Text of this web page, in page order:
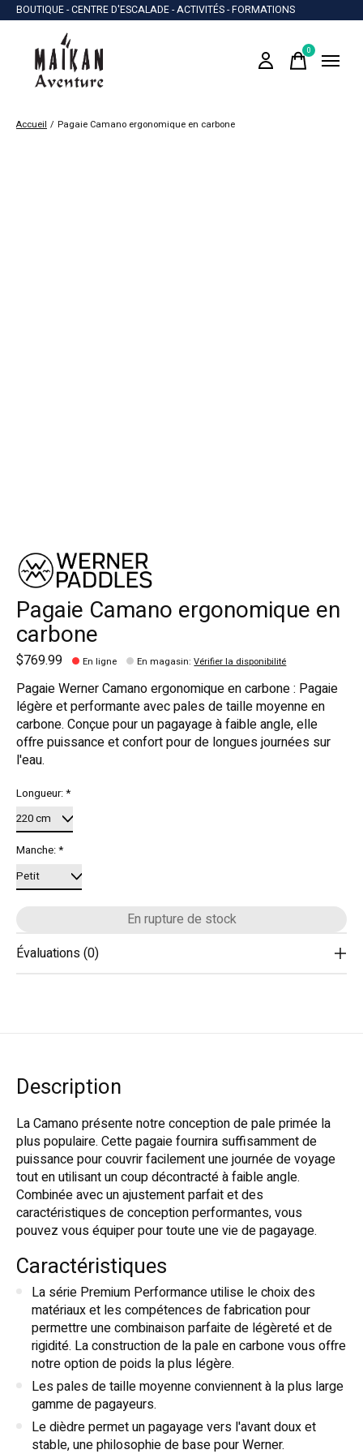
BOUTIQUE - CENTRE D'ESCALADE - ACTIVITÉS - FORMATIONS
0items
Accueil / Pagaie Camano ergonomique en carbone
Pagaie Camano ergonomique en
carbone
$769.99 En ligne En magasin:Vérifier la disponibilité
Pagaie Werner Camano ergonomique en carbone : Pagaie
légère et performante avec pales de taille moyenne en
carbone. Conçue pour un pagayage à faible angle, elle
offre puissance et confort pour de longues journées sur
l'eau.
Longueur:*
Manche:*
En rupture de stock
Évaluations (0)
Description
La Camano présente notre conception de pale primée la
plus populaire. Cette pagaie fournira suffisamment de
puissance pour couvrir facilement une journée de voyage
tout en utilisant un coup décontracté à faible angle.
Combinée avec un ajustement parfait et des
caractéristiques de conception performantes, vous
pouvez vous équiper pour toute une vie de pagayage.
Caractéristiques
La série Premium Performance utilise le choix des
matériaux et les compétences de fabrication pour
permettre une combinaison parfaite de légèreté et de
rigidité. La construction de la pale en carbone vous offre
notre option de poids la plus légère.
Les pales de taille moyenne conviennent à la plus large
gamme de pagayeurs.
Le dièdre permet un pagayage vers l'avant doux et
stable, une philosophie de base pour Werner.